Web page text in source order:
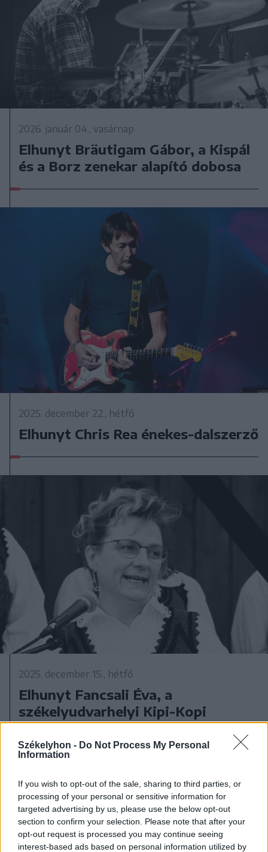
Székelyhon - Do Not Process My Personal
Information
If you wish to opt-out of the sale, sharing to third parties, or
processing of your personal or sensitive information for
targeted advertising by us, please use the below opt-out
section to confirm your selection. Please note that after your
opt-out request is processed you may continue seeing
interest-based ads based on personal information utilized by
2026. január 04., vasárnap
Elhunyt Bräutigam Gábor, a Kispál
és a Borz zenekar alapító dobosa
2025. december 22., hétfő
Elhunyt Chris Rea énekes-dalszerző
2025. december 15., hétfő
Elhunyt Fancsali Éva, a
székelyudvarhelyi Kipi-Kopi
Napköziotthon igazgatója